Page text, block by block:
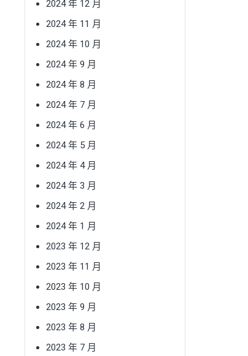
2024 年 12 月
2024 年 11 月
2024 年 10 月
2024 年 9 月
2024 年 8 月
2024 年 7 月
2024 年 6 月
2024 年 5 月
2024 年 4 月
2024 年 3 月
2024 年 2 月
2024 年 1 月
2023 年 12 月
2023 年 11 月
2023 年 10 月
2023 年 9 月
2023 年 8 月
2023 年 7 月